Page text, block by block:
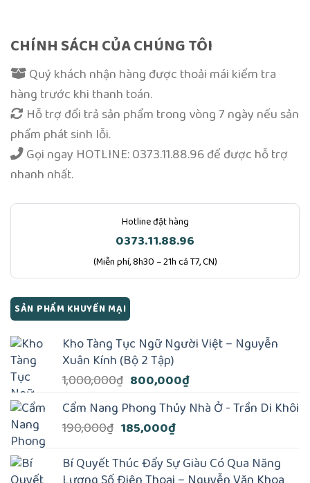
CHÍNH SÁCH CỦA CHÚNG TÔI
Quý khách nhận hàng được thoải mái kiểm tra
hàng trước khi thanh toán.
Hỗ trợ đổi trả sản phẩm trong vòng 7 ngày nếu sản
phẩm phát sinh lỗi.
Gọi ngay HOTLINE: 0373.11.88.96để được hỗ trợ
nhanh nhất.
Hotline đặt hàng
0373.11.88.96
(Miễn phí, 8h30 – 21h cả T7, CN)
SẢN PHẨM KHUYẾN MẠI
Kho Tàng Tục Ngữ Người Việt – Nguyễn
Xuân Kính (Bộ 2 Tập)
1,000,000₫ Giá
là:
1,000,000₫.
800,000₫Giá
tại
Cẩm Nang Phong Thủy Nhà Ở - Trần Di Khôi
190,000₫ Giá
là:
190,000₫.
185,000₫Giá
tại
là:
Bí Quyết Thúc Đẩy Sự Giàu Có Qua Năng